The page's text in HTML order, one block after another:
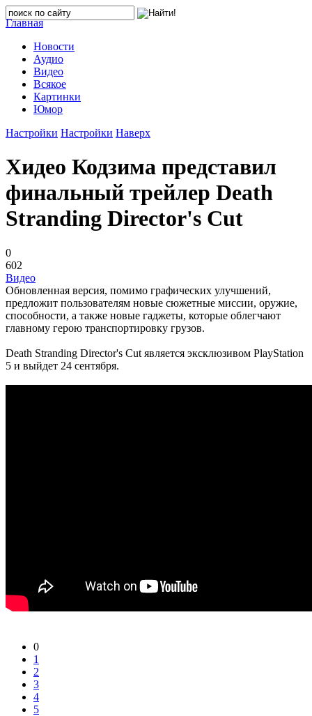
Главная
Новости
Аудио
Видео
Всякое
Картинки
Юмор
Настройки Настройки Наверх
Хидео Кодзима представил
финальный трейлер Death
Stranding Director's Cut
0
602
Видео
Обновленная версия, помимо графических улучшений,
предложит пользователям новые сюжетные миссии, оружие,
способности, а также новые гаджеты, которые облегчают
главному герою транспортировку грузов.
Death Stranding Director's Cut является эксклюзивом PlayStation
5 и выйдет 24 сентября.
0
1
2
3
4
5